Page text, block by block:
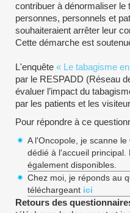
contribuer à dénormaliser
personnes, personnels et
souhaiteraient arrêter leur
Cette démarche est
L'enquête « Le tabagisme
par le RESPADD (Réseau
évaluer l’impact du
par les patients et les
Pour répondre à ce
A l'Oncopole, je scanne
dédié à l'accueil
également disponibles.
Chez moi, je réponds au
téléchargeant ici
Retours des